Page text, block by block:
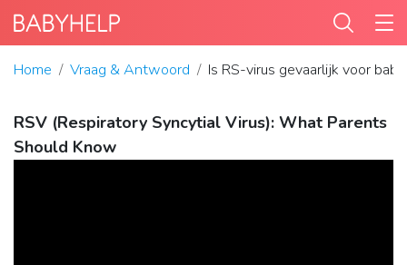
Home Vraag & Antwoord Is RS-virus gevaarlijk voor
RSV (Respiratory Syncytial Virus): What Parents
Should Know